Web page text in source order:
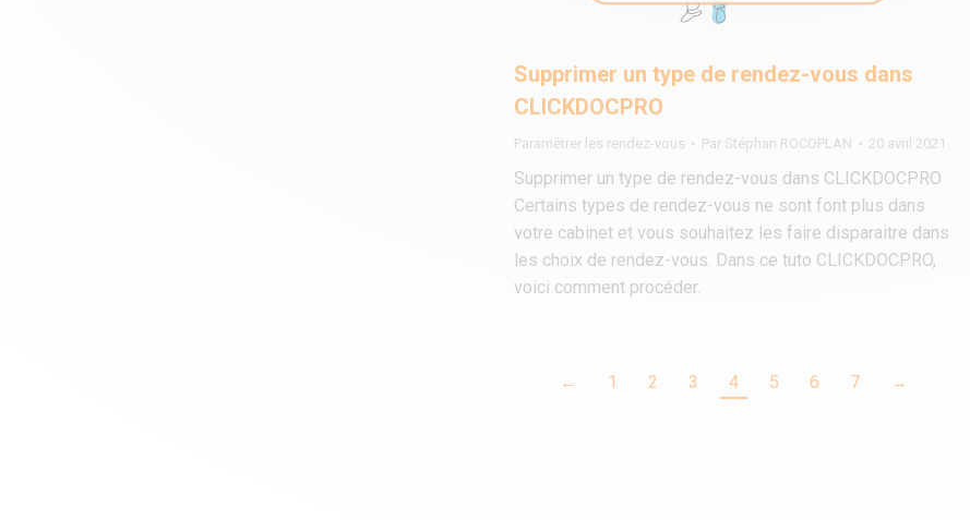
Supprimer un type de rendez-vous dans
CLICKDOCPRO
Paramétrer les rendez-vous Par Stéphan ROCOPLAN 20 avril 2021
Supprimer un type de rendez-vous dans CLICKDOCPRO
Certains types de rendez-vous ne sont font plus dans
votre cabinet et vous souhaitez les faire disparaitre dans
les choix de rendez-vous. Dans ce tuto CLICKDOCPRO,
voici comment procéder.
← 1 2 3 4 5 6 7 →